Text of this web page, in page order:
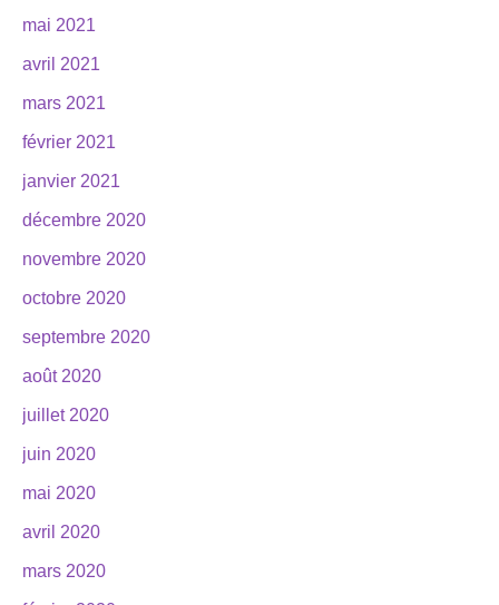
mai 2021
avril 2021
mars 2021
février 2021
janvier 2021
décembre 2020
novembre 2020
octobre 2020
septembre 2020
août 2020
juillet 2020
juin 2020
mai 2020
avril 2020
mars 2020